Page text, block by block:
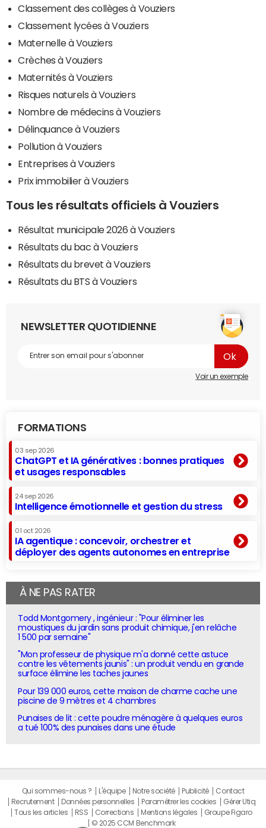
Classement des collèges à Vouziers
Classement lycées à Vouziers
Maternelle à Vouziers
Crèches à Vouziers
Maternités à Vouziers
Risques naturels à Vouziers
Nombre de médecins à Vouziers
Délinquance à Vouziers
Pollution à Vouziers
Entreprises à Vouziers
Prix immobilier à Vouziers
Tous les résultats officiels à Vouziers
Résultat municipale 2026 à Vouziers
Résultats du bac à Vouziers
Résultats du brevet à Vouziers
Résultats du BTS à Vouziers
NEWSLETTER QUOTIDIENNE
Voir un exemple
FORMATIONS
03 sep 2026
ChatGPT et IA génératives : bonnes pratiques
et usages responsables
24 sep 2026
Intelligence émotionnelle et gestion du stress
01 oct 2026
IA agentique : concevoir, orchestrer et
déployer des agents autonomes en entreprise
À NE PAS RATER
Todd Montgomery , ingénieur : "Pour éliminer les
moustiques du jardin sans produit chimique, j'en relâche
1 500 par semaine"
"Mon professeur de physique m'a donné cette astuce
contre les vêtements jaunis" : un produit vendu en grande
surface élimine les taches jaunes
Pour 139 000 euros, cette maison de charme cache une
piscine de 9 mètres et 4 chambres
Punaises de lit : cette poudre ménagère à quelques euros
a tué 100% des punaises dans une étude
Qui sommes-nous ? L'équipe Notre société Publicité
Contact
Recrutement
Données personnelles Paramétrer les cookies
Gérer Utiq
Tous les articles
RSS Corrections Mentions légales
Groupe Figaro
© 2025 CCM Benchmark